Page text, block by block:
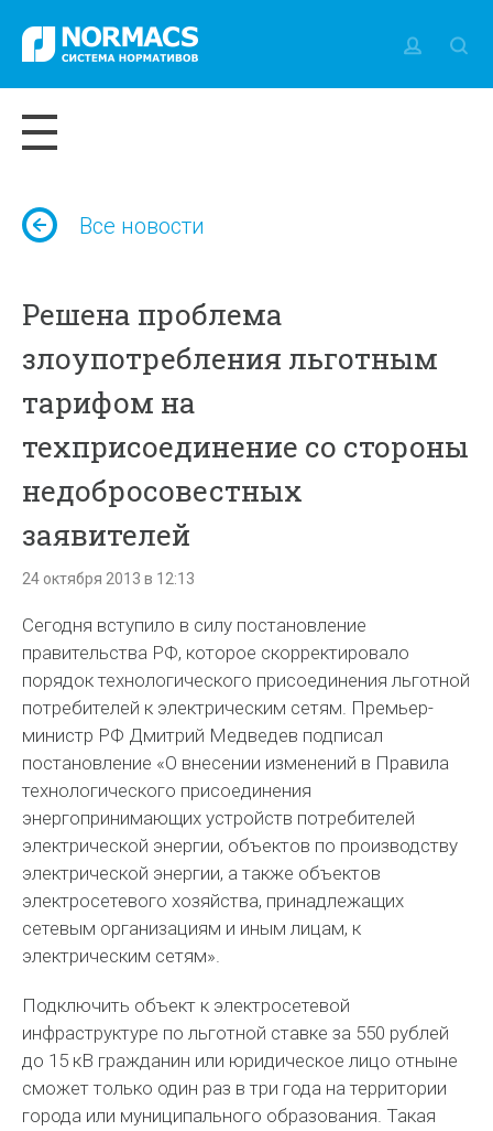
Все новости
Решена проблема
злоупотребления льготным
тарифом на
техприсоединение со стороны
недобросовестных
заявителей
24 октября 2013 в 12:13
Сегодня вступило в силу постановление
правительства РФ, которое скорректировало
порядок технологического присоединения льготной
потребителей к электрическим сетям. Премьер-
министр РФ Дмитрий Медведев подписал
постановление «О внесении изменений в Правила
технологического присоединения
энергопринимающих устройств потребителей
электрической энергии, объектов по производству
электрической энергии, а также объектов
электросетевого хозяйства, принадлежащих
сетевым организациям и иным лицам, к
электрическим сетям».
Подключить объект к электросетевой
инфраструктуре по льготной ставке за 550 рублей
до 15 кВ гражданин или юридическое лицо отныне
сможет только один раз в три года на территории
города или муниципального образования. Такая